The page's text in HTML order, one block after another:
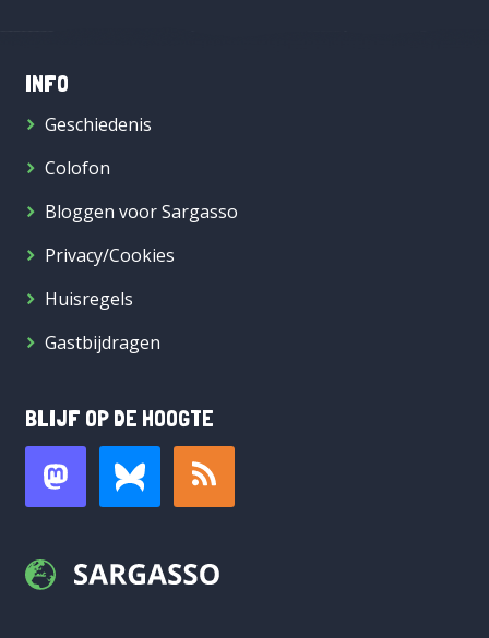
INFO
Geschiedenis
Colofon
Bloggen voor Sargasso
Privacy/Cookies
Huisregels
Gastbijdragen
BLIJF OP DE HOOGTE